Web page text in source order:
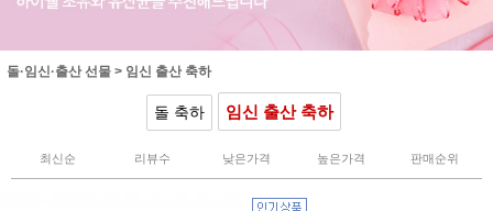
돌·임신·출산 선물 > 임신 출산 축하
돌 축하 임신 출산 축하
최신순 리뷰수 낮은가격 높은가격 판매순위